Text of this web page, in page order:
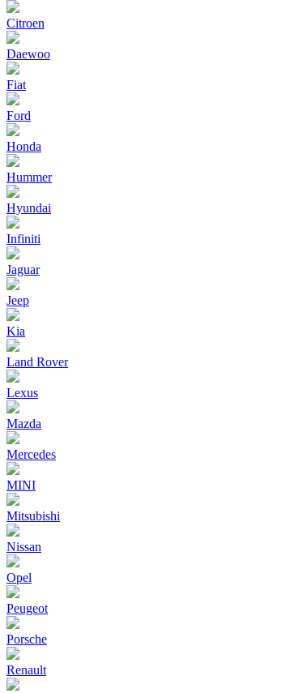
Citroen
Daewoo
Fiat
Ford
Honda
Hummer
Hyundai
Infiniti
Jaguar
Jeep
Kia
Land Rover
Lexus
Mazda
Mercedes
MINI
Mitsubishi
Nissan
Opel
Peugeot
Porsche
Renault